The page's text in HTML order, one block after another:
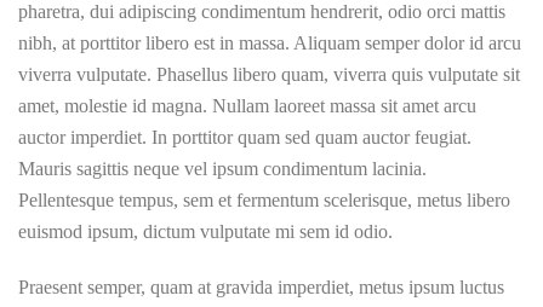
pharetra, dui adipiscing condimentum hendrerit, odio orci mattis
nibh, at porttitor libero est in massa. Aliquam semper dolor id arcu
viverra vulputate. Phasellus libero quam, viverra quis vulputate sit
amet, molestie id magna. Nullam laoreet massa sit amet arcu
auctor imperdiet. In porttitor quam sed quam auctor feugiat.
Mauris sagittis neque vel ipsum condimentum lacinia.
Pellentesque tempus, sem et fermentum scelerisque, metus libero
euismod ipsum, dictum vulputate mi sem id odio.
Praesent semper, quam at gravida imperdiet, metus ipsum luctus